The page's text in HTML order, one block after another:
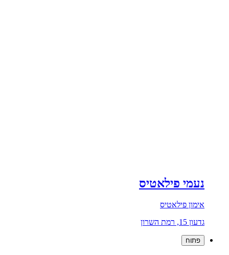
נעמי פילאטיס
אימון פילאטיס
גדעון 15, רמת השרון
פתוח